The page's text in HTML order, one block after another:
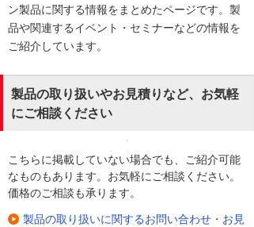
ン製品に関する情報をまとめたページです。製
品や関連するイベント・セミナーなどの情報を
ご紹介しています。
製品の取り扱いやお見積りなど、お気軽
にご相談ください
こちらに掲載していない場合でも、ご紹介可能
なものもあります。お気軽にご相談ください。
価格のご相談も承ります。
製品の取り扱いに関するお問い合わせ・お見